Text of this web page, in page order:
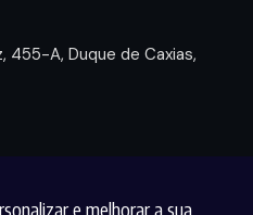
e melhorar a sua
455-A, Duque de Caxias,